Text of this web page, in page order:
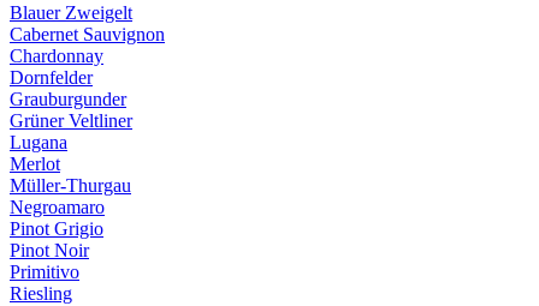
Blauer Zweigelt
Cabernet Sauvignon
Chardonnay
Dornfelder
Grauburgunder
Grüner Veltliner
Lugana
Merlot
Müller-Thurgau
Negroamaro
Pinot Grigio
Pinot Noir
Primitivo
Riesling